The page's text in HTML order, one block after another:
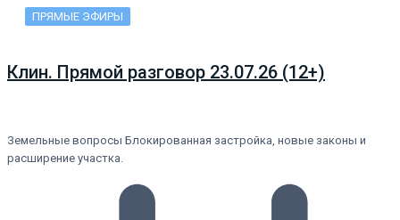
ПРЯМЫЕ ЭФИРЫ
Клин. Прямой разговор 23.07.26 (12+)
Земельные вопросы Блокированная застройка, новые законы и
расширение участка.